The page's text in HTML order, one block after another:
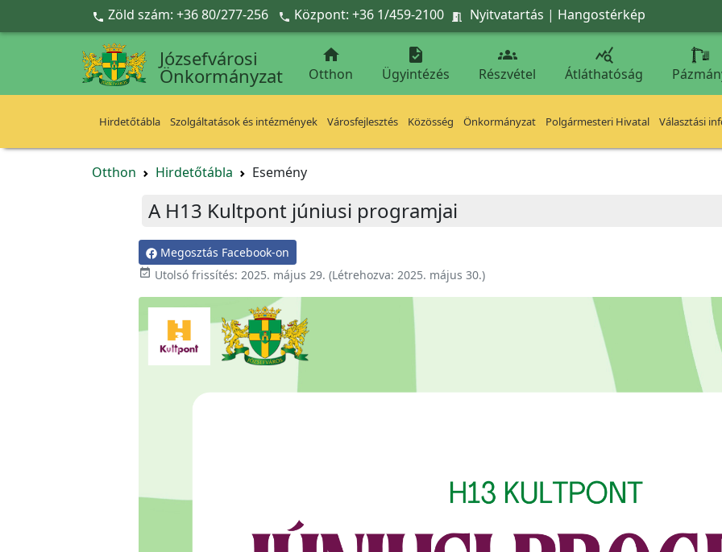
Ugrás a fő tartalomra
 Zöld szám: +36 80/277-256  Központ: +36 1/459-2100  Nyitvatartás | Hangostérkép
Józsefvárosi
Önkormányzat

Otthon

Ügyintézés

Részvétel

Átláthatóság
Hirdetőtábla Szolgáltatások és intézmények Városfejlesztés Közösség Önkormányzat Polgármesteri Hivatal Választási
Otthon Hirdetőtábla Esemény
A H13 Kultpont júniusi programjai
Megosztás Facebook-on
 Utolsó frissítés: 2025. május 29. (Létrehozva: 2025. május 30.)